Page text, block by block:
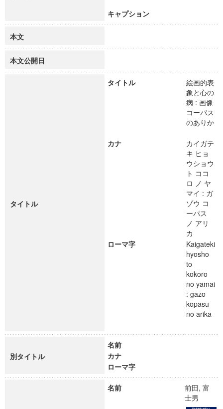
キャプション
本文
本文公開日
タイトル
タイトル
絵画的表
象と心の
病 : 画像
コーパス
のありか
カナ
カイガテ
キ ヒョ
ウショウ
ト ココ
ロ ノ ヤ
マイ : ガ
ゾウ コ
ーパス
ノ アリ
カ
ローマ字
Kaigateki
hyosho
to
kokoro
no yamai
: gazo
kopasu
no arika
別タイトル
名前
カナ
ローマ字
名前
前田, 富
士男